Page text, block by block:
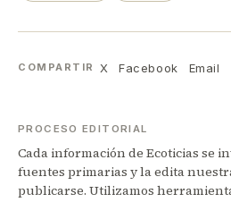
COMPARTIR X Facebook Email
PROCESO EDITORIAL
Cada información de Ecoticias se
fuentes primarias y la edita
publicarse. Utilizamos